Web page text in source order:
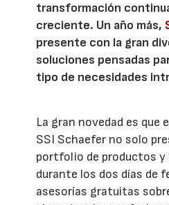
transformación
creciente. Un año más,
presente con la gran
soluciones pensadas
tipo de necesidades
La gran novedad es que
SSI Schaefer no solo
portfolio de productos y
durante los dos días de
asesorías gratuitas